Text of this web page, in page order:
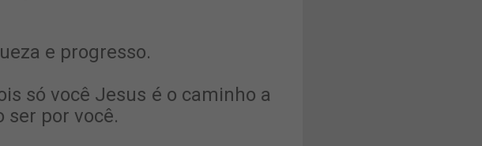
e progresso.
só você Jesus é o caminho a
ser por você.